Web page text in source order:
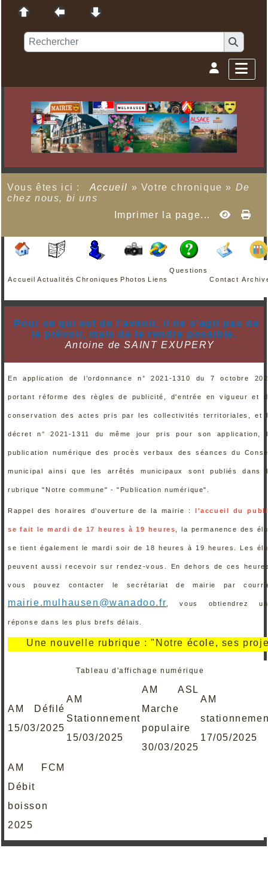
Vous êtes ici : Accueil » Votre chronique » De
chez nous, bi uns
Imprimer la page...
Accueil Actualités Chroniques Photos Liens
Questions
Contact
Pour ce qui est de l'avenir, il ne s'agit pas de
le prévoir, mais de le rendre possible.
Antoine de SAINT EXUPERY
En application de l’ordonnance n° 2021-1310 du 7 octobre
portant réforme des règles de publicité, d'entrée en vigueur et
conservation des actes pris par les collectivités territoriales, et
décret n° 2021-1311 du même jour pris pour son application,
publication numérique des procès verbaux des séances du
municipal ainsi que les arrêtés municipaux sont publiés dans
rubrique "Notre commune" - "Publication numérique".
Rappel des horaires d'ouverture de la mairie : l'accueil du
se fait le mardi de 17 heures à 19 heures , la permanence des
se tient également le mardi soir de 18 heures à 19 heures. Les
peuvent aussi recevoir sur rendez-vous. En dehors de ces
vous pouvez contacter le secrétariat de mairie par
mairie.mulhausen@wanadoo.fr , vous obtiendrez
réponse dans les plus brefs délais.
Une nouvelle rubrique : "Notre école, ses projets,
Tableau d'affichage numérique
AM Défilé
15/03/2025
AM
Stationnement
15/03/2025
AM ASL
Marche
populaire
30/03/2025
AM
17/05/2025
AM FCM
Débit
boisson
2025